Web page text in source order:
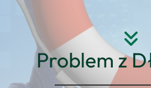
Problem z
Strona główna O nas